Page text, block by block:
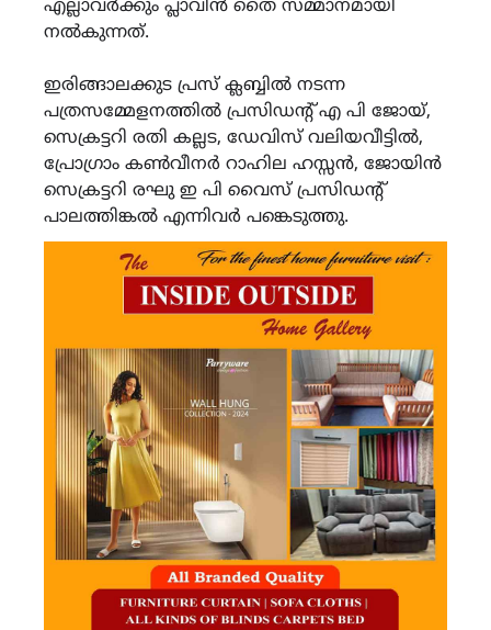
എല്ലാവർക്കും പ്ലാവിൻ തൈ സമ്മാനമായി
നൽകുന്നത്.
ഇരിങ്ങാലക്കുട പ്രസ് ക്ലബ്ബിൽ നടന്ന
പത്രസമ്മേളനത്തിൽ പ്രസിഡന്റ് എ പി ജോയ്,
സെക്രട്ടറി രതി കല്ലട, ഡേവിസ് വലിയവീട്ടിൽ,
പ്രോഗ്രാം കൺവീനർ റാഹില ഹസ്സൻ, ജോയിൻ
സെക്രട്ടറി രഘു ഇ പി വൈസ് പ്രസിഡന്റ്
പാലത്തിങ്കൽ എന്നിവർ പങ്കെടുത്തു.